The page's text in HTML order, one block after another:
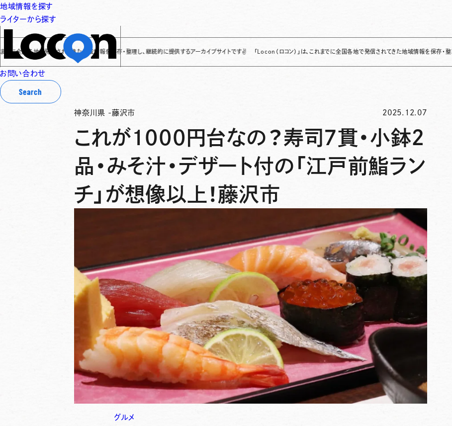
地域情報を探す
ライターから探す
お問い合わせ
Search
発信されてきた地域情報を保存・整理し、継続的に提供するアーカイブサイトです✌ 「Locon（ロコン）」は、これまでに全国各地で発信されてきた地域情報を保存・整理し、継続的に
神奈川県 - 藤沢市 2025.12.07
これが1000円台なの？寿司7貫・小鉢2
品・みそ汁・デザート付の「江戸前鮨ラン
チ」が想像以上！藤沢市
グルメ